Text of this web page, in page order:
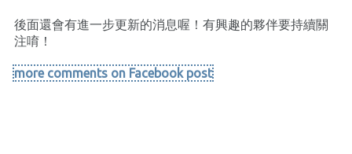
後面還會有進一步更新的消息喔！有興趣的夥伴要持續關
注唷！
more comments on Facebook post